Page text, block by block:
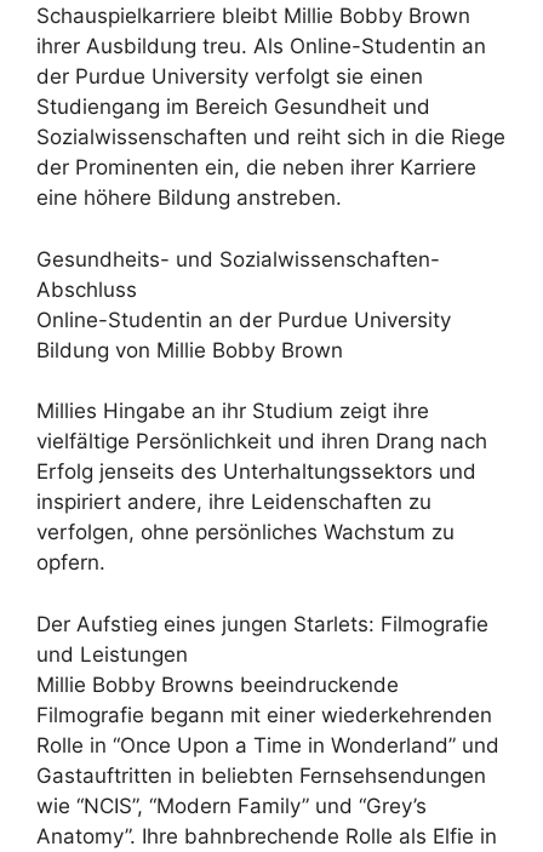
Schauspielkarriere bleibt Millie Bobby Brown
ihrer Ausbildung treu. Als Online-Studentin an
der Purdue University verfolgt sie einen
Studiengang im Bereich Gesundheit und
Sozialwissenschaften und reiht sich in die Riege
der Prominenten ein, die neben ihrer Karriere
eine höhere Bildung anstreben.
Gesundheits- und Sozialwissenschaften-
Abschluss
Online-Studentin an der Purdue University
Bildung von Millie Bobby Brown
Millies Hingabe an ihr Studium zeigt ihre
vielfältige Persönlichkeit und ihren Drang nach
Erfolg jenseits des Unterhaltungssektors und
inspiriert andere, ihre Leidenschaften zu
verfolgen, ohne persönliches Wachstum zu
opfern.
Der Aufstieg eines jungen Starlets: Filmografie
und Leistungen
Millie Bobby Browns beeindruckende
Filmografie begann mit einer wiederkehrenden
Rolle in “Once Upon a Time in Wonderland” und
Gastauftritten in beliebten Fernsehsendungen
wie “NCIS”, “Modern Family” und “Grey’s
Anatomy”. Ihre bahnbrechende Rolle als Elfie in